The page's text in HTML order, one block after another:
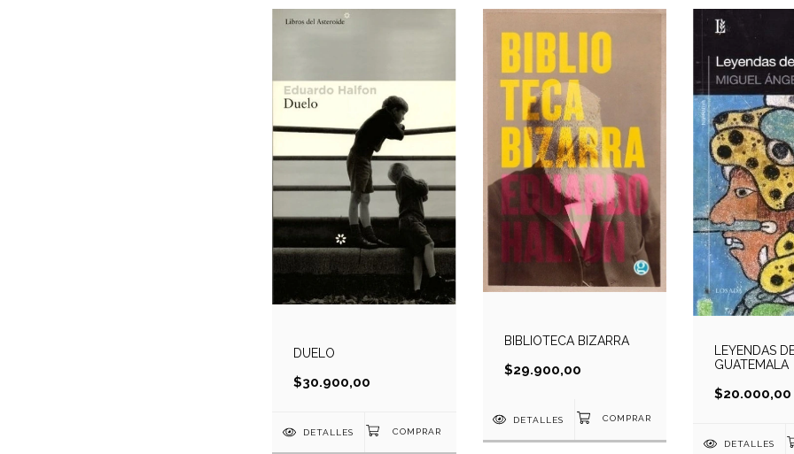
DUELO
$30.900,00
DETALLES
BIBLIOTECA BIZARRA
$29.900,00
DETALLES
LEYENDAS
GUATEMALA
$20.000,00
DETALLES